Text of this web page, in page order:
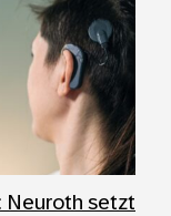
Neuroth setzt